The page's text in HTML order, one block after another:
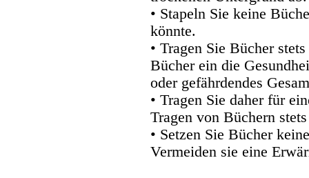
• Stapeln Sie keine
könnte.
• Tragen Sie Bücher
Bücher ein die
oder gefährdendes
• Tragen Sie daher für
Tragen von Büchern
• Setzen Sie Bücher
Vermeiden sie eine